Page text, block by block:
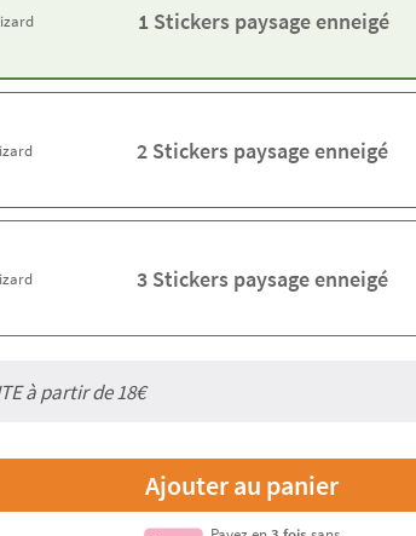
1 Stickers paysage enneigé
2 Stickers paysage enneigé
3 Stickers paysage enneigé
à partir de18€